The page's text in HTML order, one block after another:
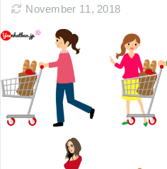
November 11, 2018